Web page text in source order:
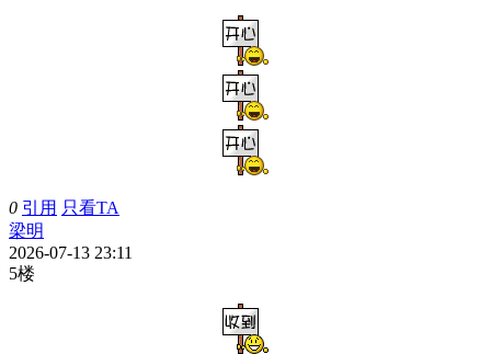
0 引用 只看TA
梁明
2026-07-13 23:11
5楼